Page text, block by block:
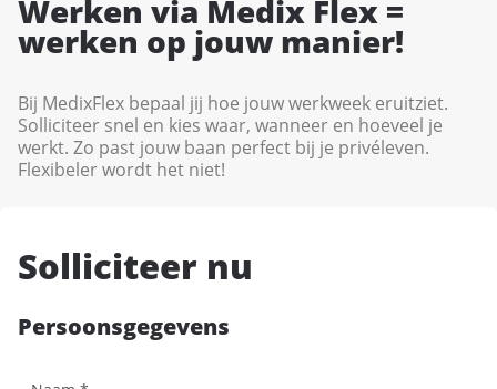
Werken via Medix Flex =
werken op jouw manier!
Bij MedixFlex bepaal jij hoe jouw werkweek eruitziet.
Solliciteer snel en kies waar, wanneer en hoeveel je
werkt. Zo past jouw baan perfect bij je privéleven.
Flexibeler wordt het niet!
Solliciteer nu
Persoonsgegevens